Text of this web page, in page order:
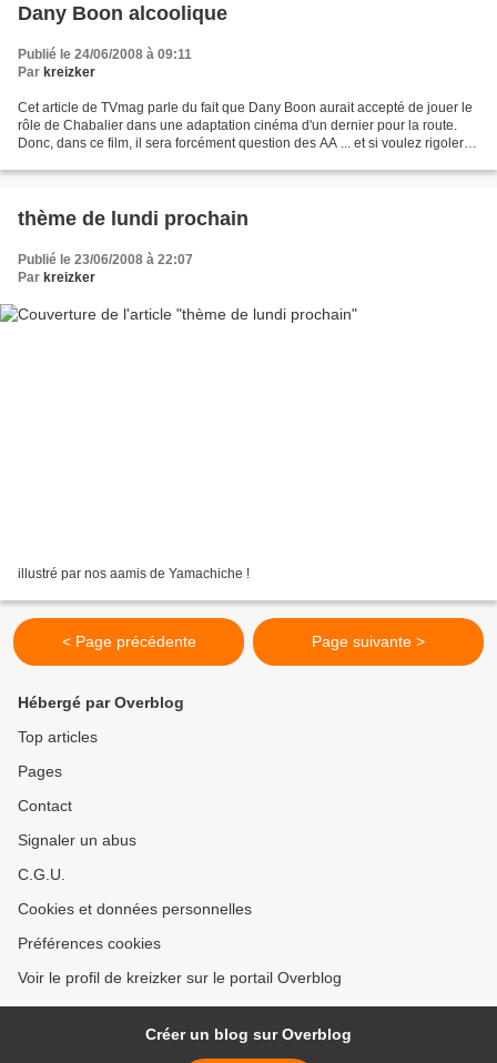
Dany Boon alcoolique
Publié le 24/06/2008 à 09:11
Par kreizker
Cet article de TVmag parle du fait que Dany Boon aurait accepté de jouer le
rôle de Chabalier dans une adaptation cinéma d'un dernier pour la route.
Donc, dans ce film, il sera forcément question des AA ... et si voulez rigoler
thème de lundi prochain
Publié le 23/06/2008 à 22:07
Par kreizker
illustré par nos aamis de Yamachiche !
< Page précédente Page suivante >
Hébergé par Overblog
Top articles
Pages
Contact
Signaler un abus
C.G.U.
Cookies et données personnelles
Préférences cookies
Voir le profil de kreizker sur le portail Overblog
Créer un blog sur Overblog